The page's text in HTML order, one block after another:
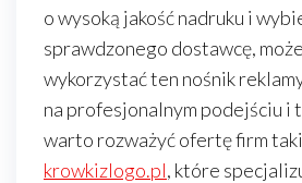
o wysoką jakość nadruku i
sprawdzonego dostawcę,
wykorzystać ten nośnik
na profesjonalnym podejściu i
warto rozważyć ofertę firm
krowkizlogo.pl, które